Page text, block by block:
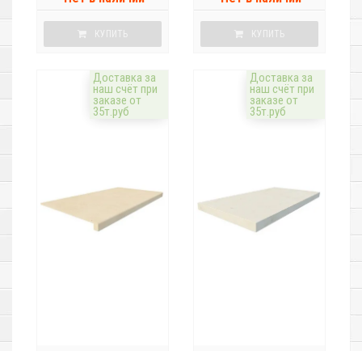
КУПИТЬ КУПИТЬ
Доставка за
наш счёт при
заказе от
35т.руб
Доставка за
наш счёт при
заказе от
35т.руб